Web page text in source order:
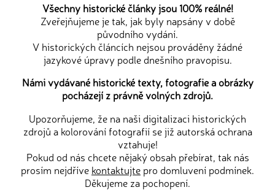
Všechny historické články jsou 100% reálné!
Zveřejňujeme je tak, jak byly napsány v době
původního vydání.
V historických článcích nejsou prováděny žádné
jazykové úpravy podle dnešního pravopisu.
Námi vydávané historické texty, fotografie a obrázky
pocházejí z právně volných zdrojů.
Upozorňujeme, že na naši digitalizaci historických
zdrojů a kolorování fotografií se již autorská ochrana
vztahuje!
Pokud od nás chcete nějaký obsah přebírat, tak nás
prosím nejdříve kontaktujte pro domluvení podmínek.
Děkujeme za pochopení.